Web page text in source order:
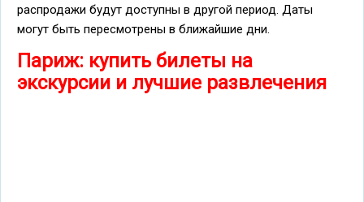
распродажи будут доступны в другой период. Даты
могут быть пересмотрены в ближайшие дни.
Париж: купить билеты на
экскурсии и лучшие развлечения